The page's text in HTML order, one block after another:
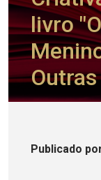
livro
Publicado